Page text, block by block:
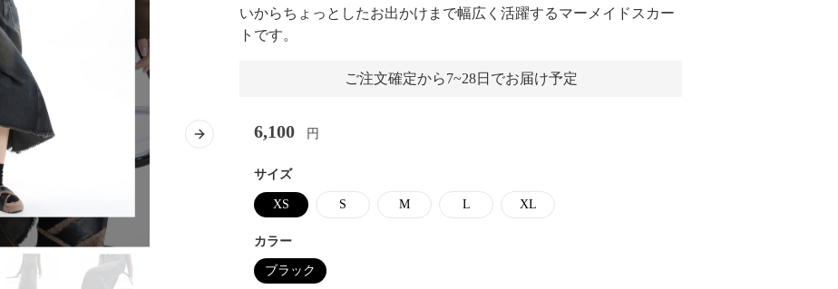
Next slide
いからちょっとしたお出かけまで幅広く活躍するマーメイドスカー
トです。
ご注文確定から7~28日でお届け予定
6,100 円
サイズ
XS S M L XL
カラー
ブラック